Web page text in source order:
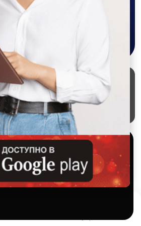
Грабли
Агродроны
Окучники
Play
О проекте
Удаление аккаунта
Конфиденциальность
и рекомендательные
лучше. Оставаясь с нами, вы
файлов куки.